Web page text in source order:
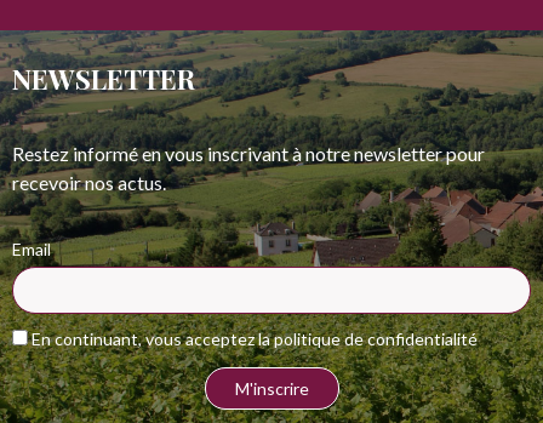
NEWSLETTER
Restez informé en vous inscrivant à notre newsletter pour
recevoir nos actus.
Email
En continuant, vous acceptez la politique de confidentialité